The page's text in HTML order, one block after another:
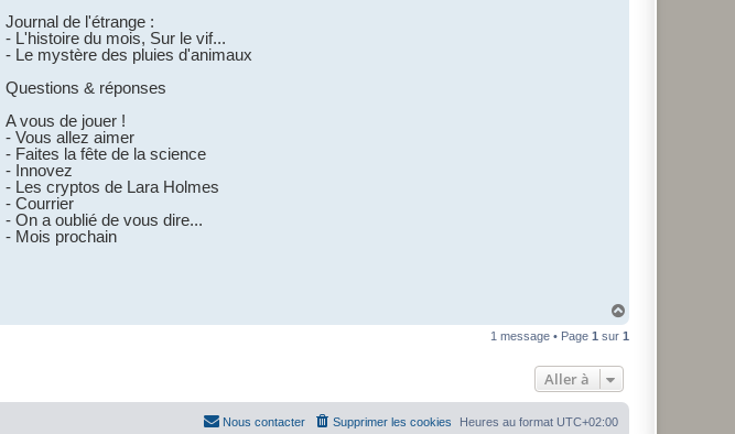
Journal de l'étrange :
- L'histoire du mois, Sur le vif...
- Le mystère des pluies d'animaux
Questions & réponses
A vous de jouer !
- Vous allez aimer
- Faites la fête de la science
- Innovez
- Les cryptos de Lara Holmes
- Courrier
- On a oublié de vous dire...
- Mois prochain
u
1 message • Page 1 sur 1
Aller à
Heures au format UTC+02:00
Supprimer les cookies
Nous contacter